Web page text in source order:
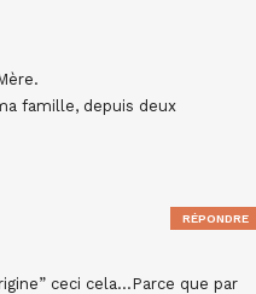
famille, depuis deux
ceci cela…Parce que par
RÉPONDRE